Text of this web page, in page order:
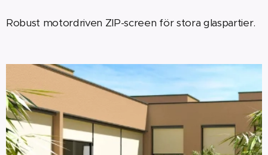
Robust motordriven ZIP-screen för stora glaspartier.